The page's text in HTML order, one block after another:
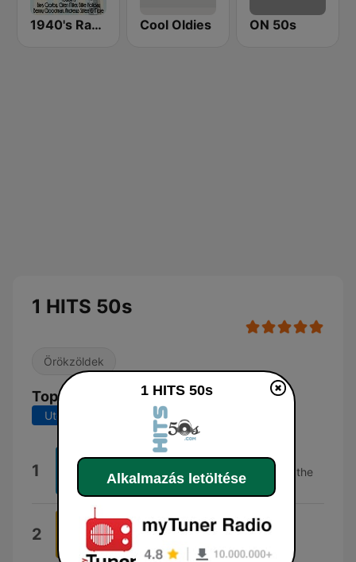
1940's Radio Hits from the 1940's Cool Oldies ON 50s
1 HITS 50s
Örökzöldek
Top dalok
Utolsó 7 nap Utolsó 30 nap
1
Wooly Bully
Sam the Sham & The Pharaohs, Sam the
2 Be My Love
Mario Lanza
1 HITS 50s
Alkalmazás letöltése